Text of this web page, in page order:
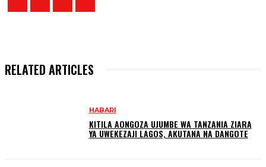
RELATED ARTICLES
HABARI
KITILA AONGOZA UJUMBE WA TANZANIA ZIARA
YA UWEKEZAJI LAGOS, AKUTANA NA DANGOTE